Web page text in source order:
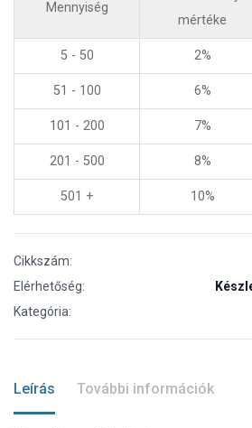
Mennyiség
mértéke
5 - 50 2%
51 - 100 6%
101 - 200 7%
201 - 500 8%
501 + 10%
Cikkszám:
Elérhetőség:
Kategória:
Leírás További információk